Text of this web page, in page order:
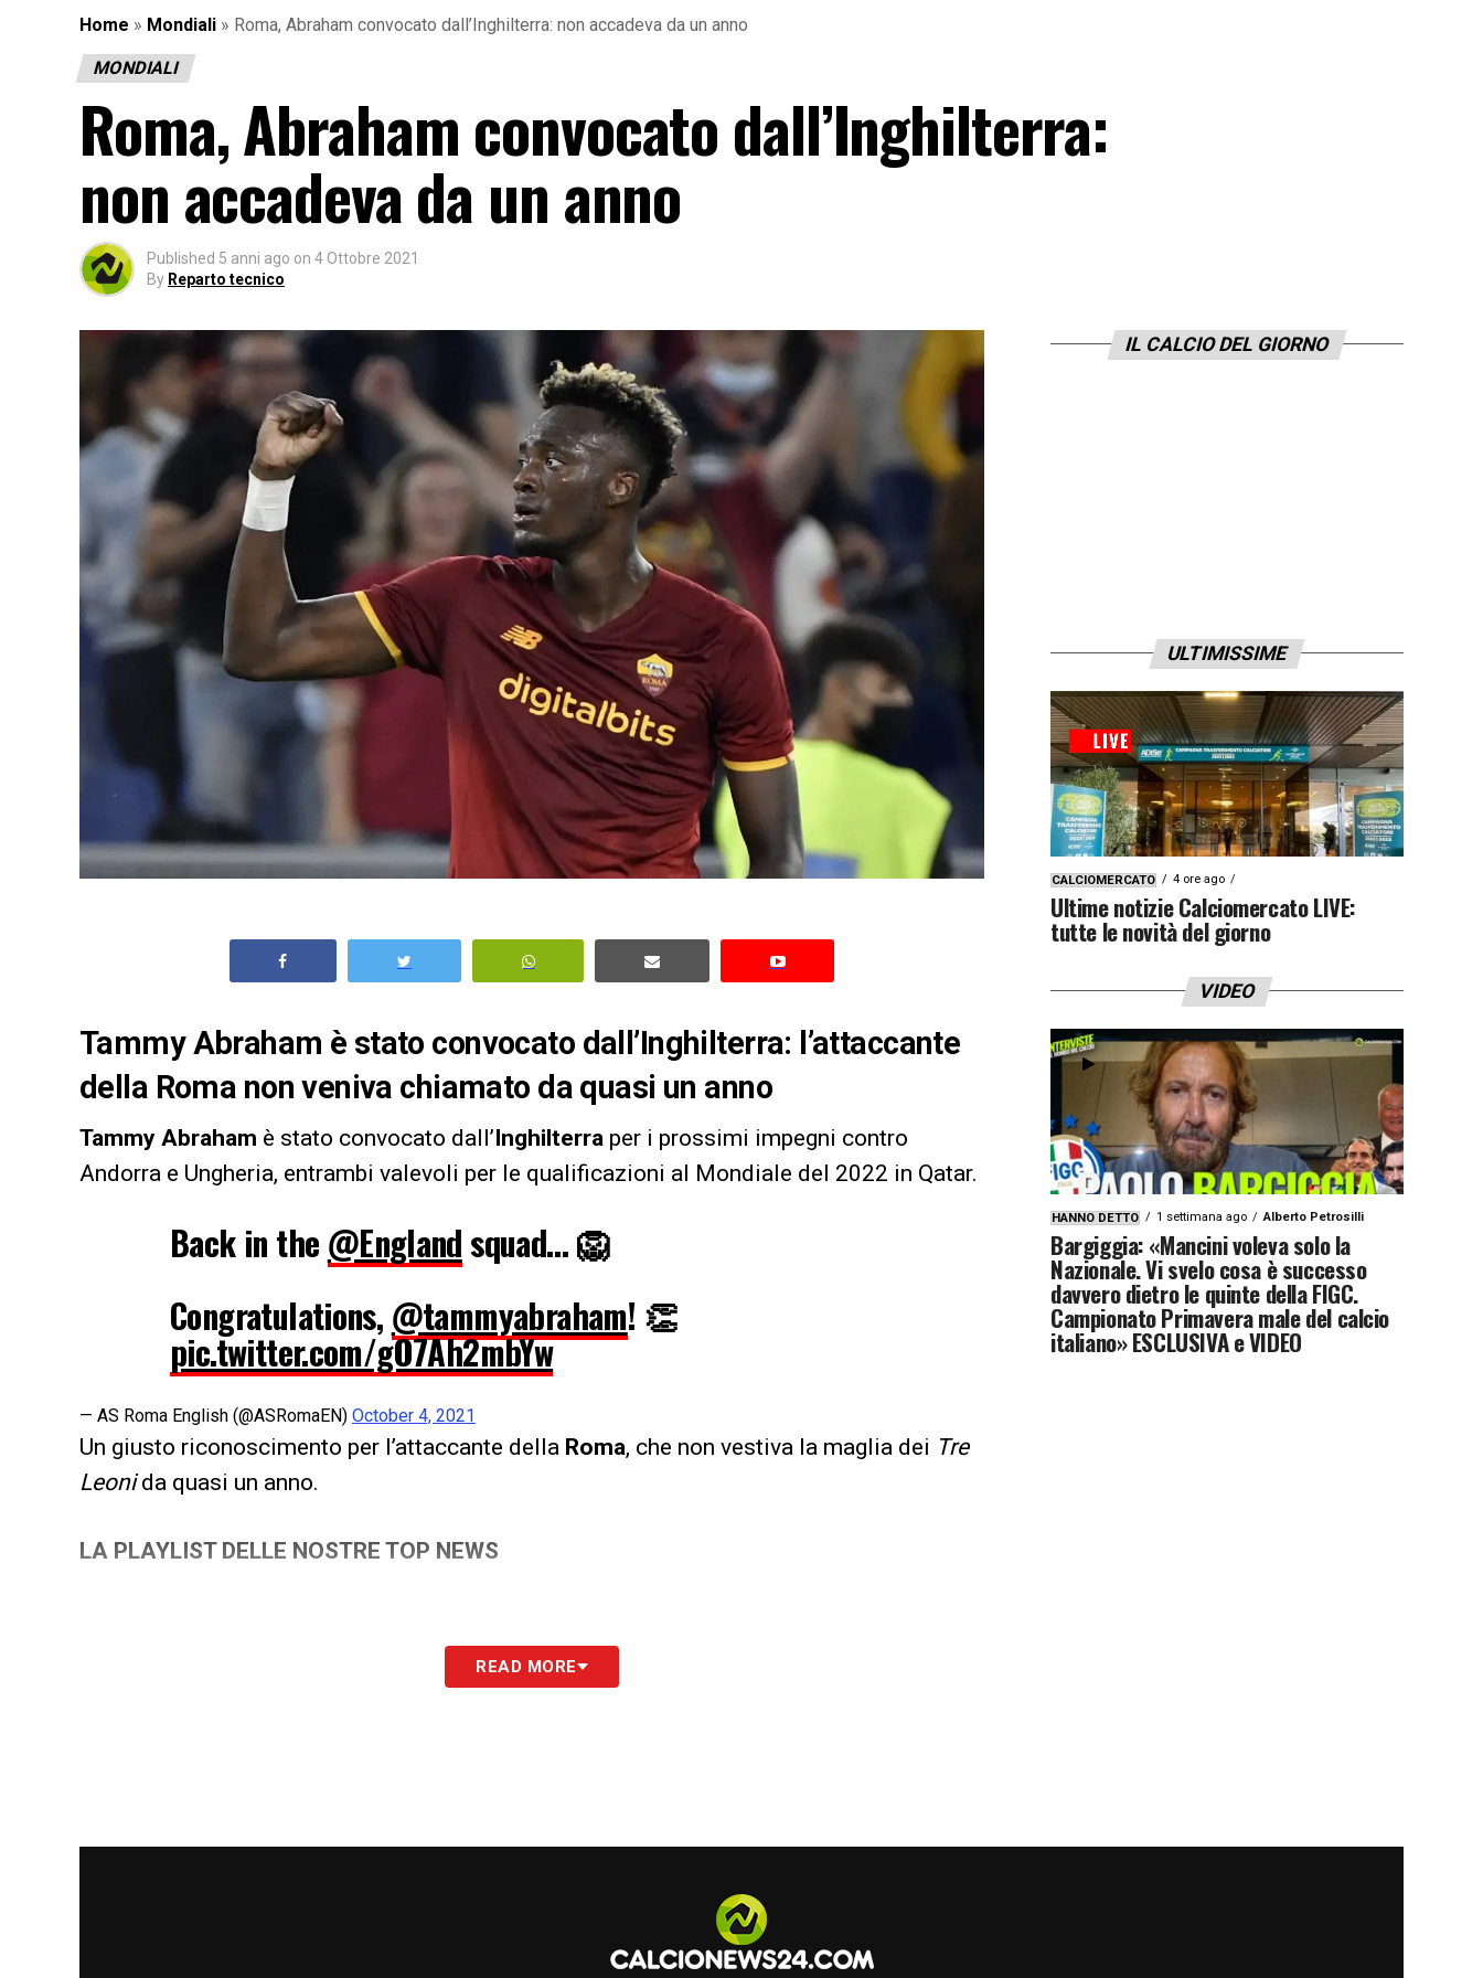
Home » Mondiali » Roma, Abraham convocato dall’Inghilterra: non accadeva da un anno
MONDIALI
Roma, Abraham convocato dall’Inghilterra:
non accadeva da un anno
Published 5 anni ago on 4 Ottobre 2021
By Reparto tecnico
Tammy Abraham è stato convocato dall’Inghilterra: l’attaccante
della Roma non veniva chiamato da quasi un anno
Tammy Abraham è stato convocato dall’Inghilterra per i prossimi impegni contro
Andorra e Ungheria, entrambi valevoli per le qualificazioni al Mondiale del 2022 in Qatar.
Back in the @Englandsquad… 🦁
Congratulations, @tammyabraham! 👏
pic.twitter.com/gO7Ah2mbYw
— AS Roma English (@ASRomaEN) October 4, 2021
Un giusto riconoscimento per l’attaccante della Roma, che non vestiva la maglia dei Tre
Leonida quasi un anno.
LA PLAYLIST DELLE NOSTRE TOP NEWS
READ MORE
IL CALCIO DEL GIORNO
ULTIMISSIME
CALCIOMERCATO 4 ore ago
Ultime notizie Calciomercato LIVE:
tutte le novità del giorno
VIDEO
HANNO DETTO 1 settimana ago Alberto Petrosilli
Bargiggia: «Mancini voleva solo la
Nazionale. Vi svelo cosa è successo
davvero dietro le quinte della FIGC.
Campionato Primavera male del calcio
italiano» ESCLUSIVA e VIDEO